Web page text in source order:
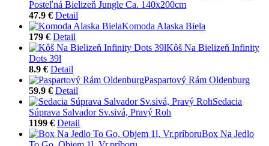
Posteľná Bielizeň Jungle Ca. 140x200cm
47.9 € Detail
Komoda Alaska Biela
179 € Detail
Kôš Na Bielizeň Infinity
Dots 39l
8.9 € Detail
Paspartový Rám Oldenburg
59.9 € Detail
Sedacia
Súprava Salvador Sv.sivá, Pravý Roh
1199 € Detail
Box Na Jedlo